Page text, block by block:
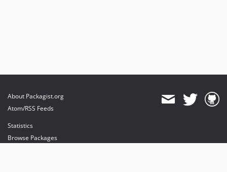
About Packagist.org
Atom/RSS Feeds
Statistics
Browse Packages